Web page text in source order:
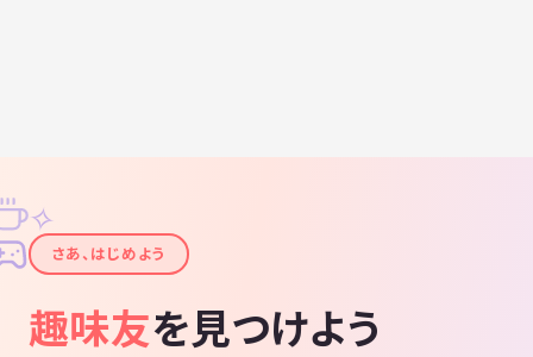
✦
✧
さあ、はじめよう
趣味友を見つけよう